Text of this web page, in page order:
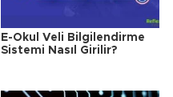
E-Okul Veli Bilgilendirme
Sistemi Nasıl Girilir?